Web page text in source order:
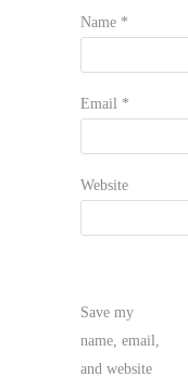
Name *
Email *
Website
Save my
name, email,
and website